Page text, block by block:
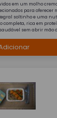
em um molho
para oferecer
soltinho e uma
completa, rica em
sem abrir mão